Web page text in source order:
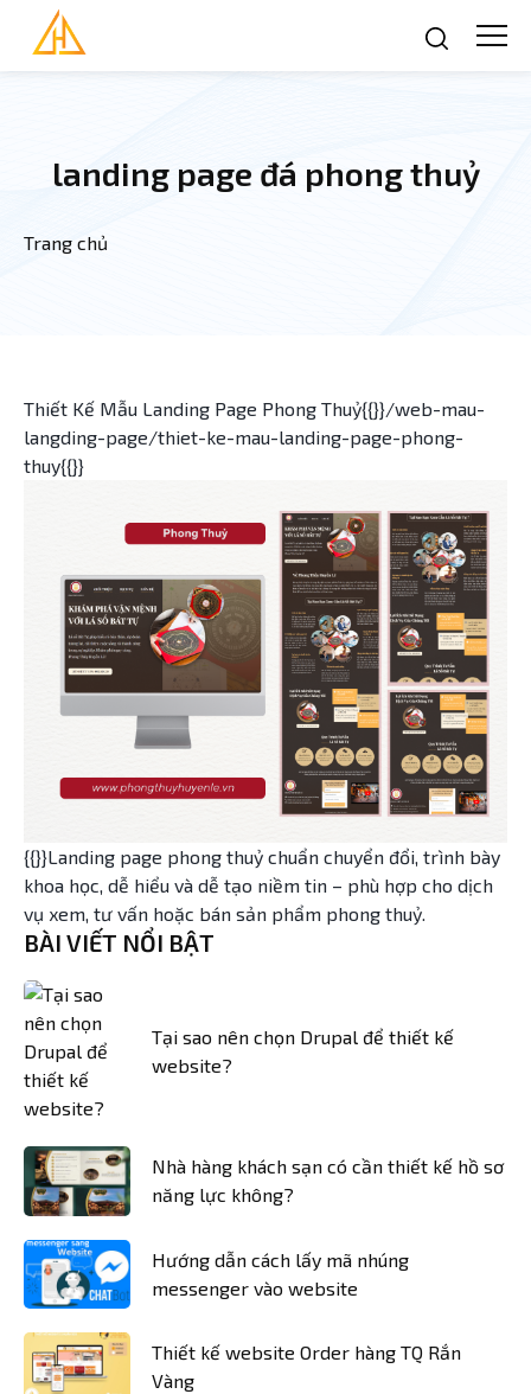
Nhảy đến nội dung
landing page đá phong thuỷ
Bạn đang ở đây
Trang chủ
Thiết Kế Mẫu Landing Page Phong Thuỷ{{}}/web-mau-
langding-page/thiet-ke-mau-landing-page-phong-
thuy{{}}
{{}}Landing page phong thuỷ chuẩn chuyển đổi, trình bày
khoa học, dễ hiểu và dễ tạo niềm tin – phù hợp cho dịch
vụ xem, tư vấn hoặc bán sản phẩm phong thuỷ.
BÀI VIẾT NỔI BẬT
Tại sao nên chọn Drupal để thiết kế
website?
Nhà hàng khách sạn có cần thiết kế hồ sơ
năng lực không?
Hướng dẫn cách lấy mã nhúng
messenger vào website
Thiết kế website Order hàng TQ Rắn
Vàng